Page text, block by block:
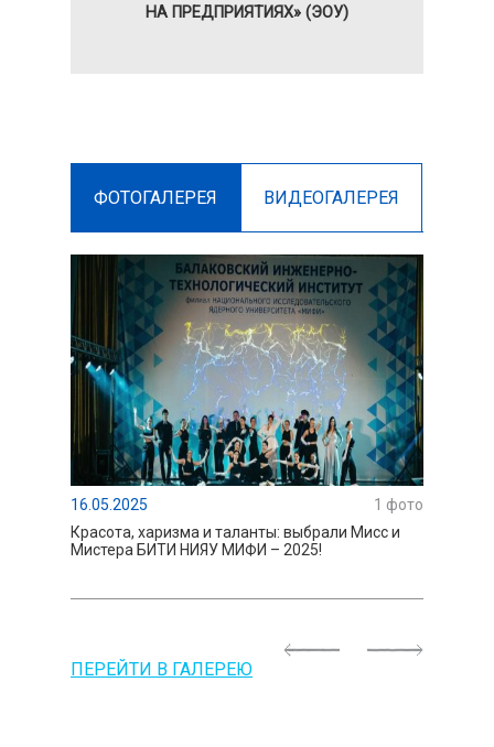
НА ПРЕДПРИЯТИЯХ» (ЭОУ)
ФОТОГАЛЕРЕЯ ВИДЕОГАЛЕРЕЯ
16.05.2025 1 фото
Красота, харизма и таланты: выбрали Мисс и
Мистера БИТИ НИЯУ МИФИ – 2025!
ПЕРЕЙТИ В ГАЛЕРЕЮ